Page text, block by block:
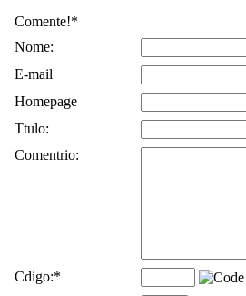
Comente!*
Nome:
E-mail
Homepage
Ttulo:
Comentrio:
Cdigo:*